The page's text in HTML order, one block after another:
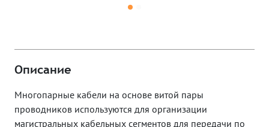
Описание
Многопарные кабели на основе витой пары
проводников используются для организации
магистральных кабельных сегментов для передачи по